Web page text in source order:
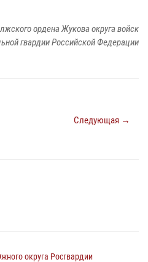
ордена Жукова округа войск
гвардии Российской Федерации
Следующая →
округа Росгвардии